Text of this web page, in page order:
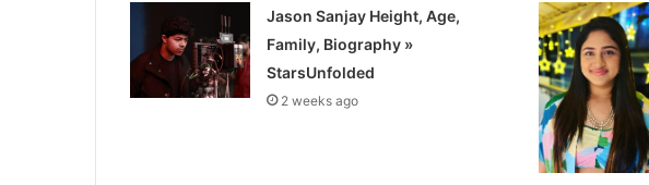
Jason Sanjay Height, Age,
Family, Biography »
StarsUnfolded
2 weeks ago